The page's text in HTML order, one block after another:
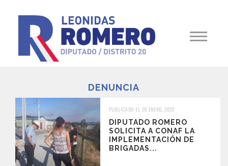
DENUNCIA
PUBLICADO EL 28 ENERO, 2020
DIPUTADO ROMERO
SOLICITA A CONAF LA
IMPLEMENTACIÓN DE
BRIGADAS...